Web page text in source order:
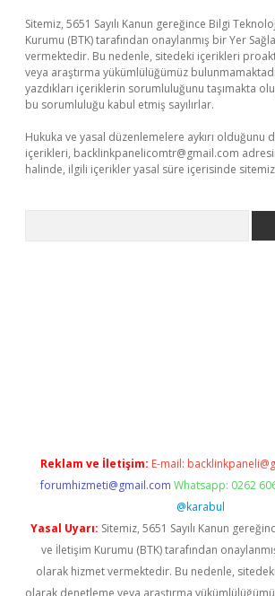
Sitemiz, 5651 Sayılı Kanun gereğince Bilgi
Kurumu (BTK) tarafından onaylanmış bir Yer
vermektedir. Bu nedenle, sitedeki içerikleri
veya araştırma yükümlülüğümüz
yazdıkları içeriklerin sorumluluğunu taşımakta
bu sorumluluğu kabul etmiş sayılırlar.
Hukuka ve yasal düzenlemelere aykırı olduğunu
içerikleri, backlinkpanelicomtr@gmail.com
halinde, ilgili içerikler yasal süre içerisinde
Reklam ve İletişim: E-mail:
forumhizmeti@gmail.com Whatsapp: 0262
@karabul
Yasal Uyarı: Sitemiz, 5651 Sayılı Kanun
ve İletişim Kurumu (BTK) tarafından
olarak hizmet vermektedir. Bu nedenle,
olarak denetleme veya araştırma